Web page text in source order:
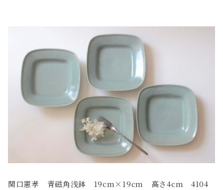
関口憲孝 青磁角浅鉢 19cm×19cm 高さ4cm 4104